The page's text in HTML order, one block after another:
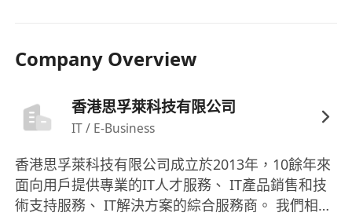
5.问题解决与记录
而非仅做问题的回报者。
对反复发生的问题进行根本原因分析，并提出长
具备良好的文件撰写习惯，清晰、准确地记录故
障现象、处理过程与最终解决方案。
三、任职要求
Company Overview
香港思孚萊科技有限公司
IT / E-Business
香港思孚萊科技有限公司成立於2013年，10餘年來
面向用戶提供專業的IT人才服務、 IT產品銷售和技
術支持服務、 IT解決方案的綜合服務商。 我們相信